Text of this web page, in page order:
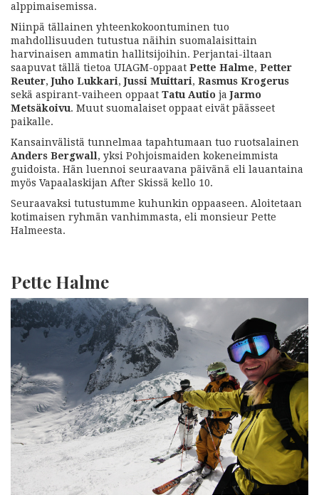
alppimaisemissa.
Niinpä tällainen yhteenkokoontuminen tuo
mahdollisuuden tutustua näihin suomalaisittain
harvinaisen ammatin hallitsijoihin. Perjantai-iltaan
saapuvat tällä tietoa UIAGM-oppaat Pette Halme, Petter
Reuter, Juho Lukkari,Jussi Muittari, Rasmus Krogerus
sekä aspirant-vaiheen oppaat Tatu Autio jaJarmo
Metsäkoivu. Muut suomalaiset oppaat eivät päässeet
paikalle.
Kansainvälistä tunnelmaa tapahtumaan tuo ruotsalainen
Anders Bergwall , yksi Pohjoismaiden kokeneimmista
guidoista. Hän luennoi seuraavana päivänä eli lauantaina
myös Vapaalaskijan After Skissä kello 10.
Seuraavaksi tutustumme kuhunkin oppaaseen. Aloitetaan
kotimaisen ryhmän vanhimmasta, eli monsieur Pette
Halmeesta.
Pette Halme